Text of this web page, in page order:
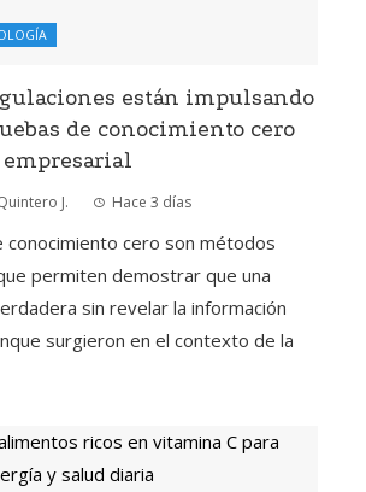
están impulsando
de conocimiento cero
J. Hace 3 días
conocimiento cero son métodos
permiten demostrar que una
sin revelar la información
surgieron en el contexto de la